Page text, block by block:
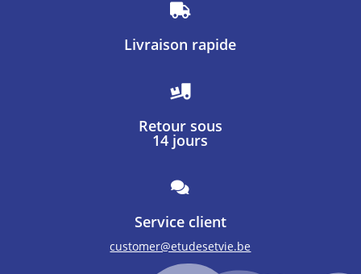

Livraison rapide

Retour sous
14 jours

Service client
customer@etudesetvie.be